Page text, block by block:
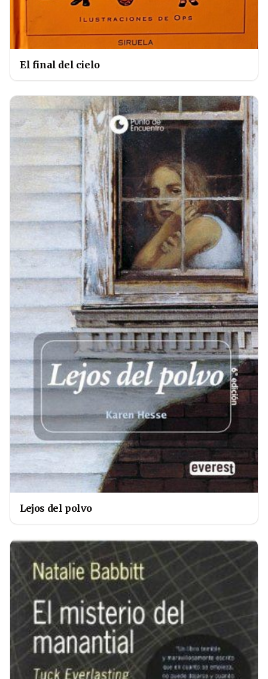
El final del cielo
Lejos del polvo